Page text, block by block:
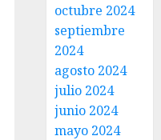
octubre 2024
septiembre
2024
agosto 2024
julio 2024
junio 2024
mayo 2024